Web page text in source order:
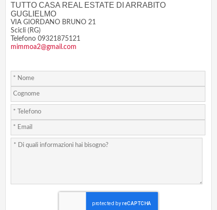
TUTTO CASA REAL ESTATE DI ARRABITO
GUGLIELMO
VIA GIORDANO BRUNO 21
Scicli (RG)
Telefono 09321875121
mimmoa2@gmail.com